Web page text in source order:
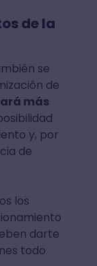
de la
se
de
más
y, por
de
los
darte
todo